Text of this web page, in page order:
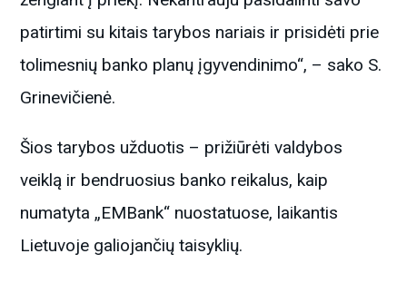
patirtimi su kitais tarybos nariais ir prisidėti prie
tolimesnių banko planų įgyvendinimo“, – sako S.
Grinevičienė.
Šios tarybos užduotis – prižiūrėti valdybos
veiklą ir bendruosius banko reikalus, kaip
numatyta „EMBank“ nuostatuose, laikantis
Lietuvoje galiojančių taisyklių.